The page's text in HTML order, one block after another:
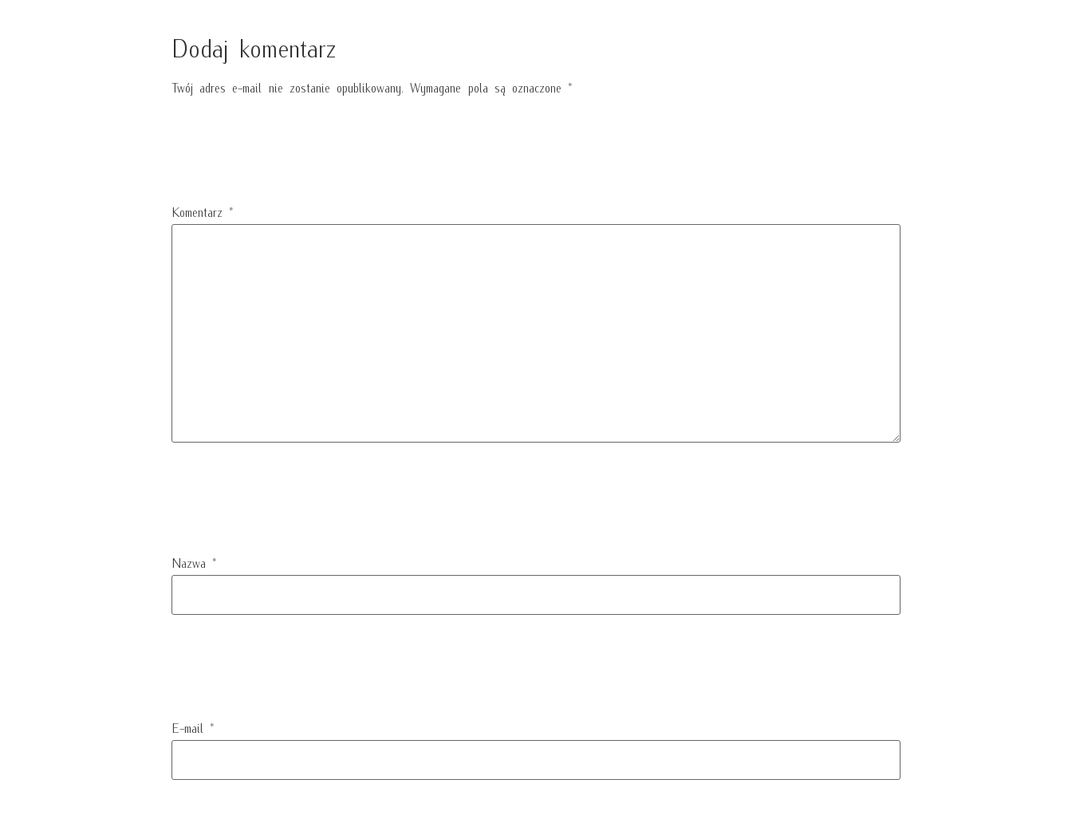
Dodaj komentarz
Twój adres e-mail nie zostanie opublikowany. Wymagane pola są oznaczone *
Komentarz *
Nazwa *
E-mail *